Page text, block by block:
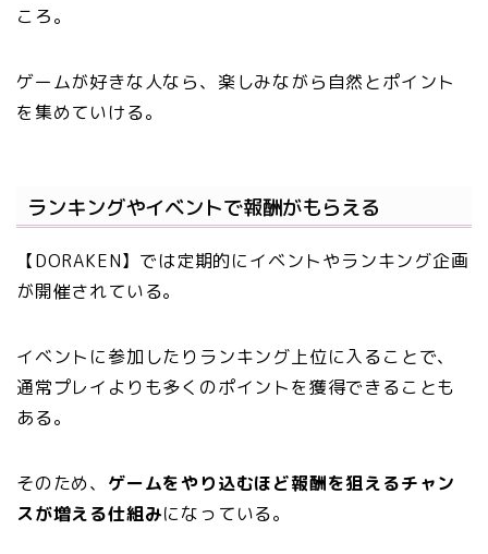
ころ。
ゲームが好きな人なら、楽しみながら自然とポイント
を集めていける。
ランキングやイベントで報酬がもらえる
【DORAKEN】では定期的にイベントやランキング企画
が開催されている。
イベントに参加したりランキング上位に入ることで、
通常プレイよりも多くのポイントを獲得できることも
ある。
そのため、 ゲームをやり込むほど報酬を狙えるチャン
スが増える仕組みになっている。